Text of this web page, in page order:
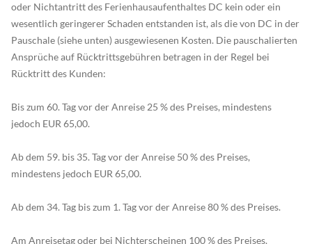
oder Nichtantritt des Ferienhausaufenthaltes DC kein oder ein
wesentlich geringerer Schaden entstanden ist, als die von DC in der
Pauschale (siehe unten) ausgewiesenen Kosten. Die pauschalierten
Ansprüche auf Rücktrittsgebühren betragen in der Regel bei
Rücktritt des Kunden:
Bis zum 60. Tag vor der Anreise 25 % des Preises, mindestens
jedoch EUR 65,00.
Ab dem 59. bis 35. Tag vor der Anreise 50 % des Preises,
mindestens jedoch EUR 65,00.
Ab dem 34. Tag bis zum 1. Tag vor der Anreise 80 % des Preises.
Am Anreisetag oder bei Nichterscheinen 100 % des Preises.